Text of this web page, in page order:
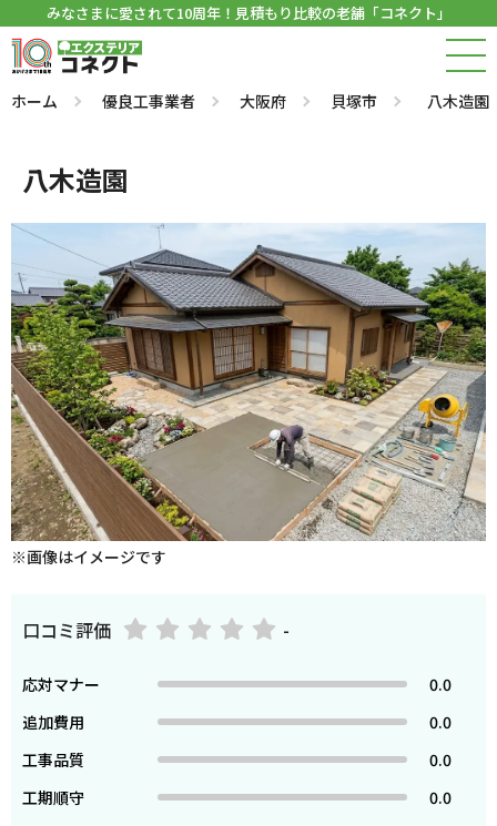
みなさまに愛されて10周年！見積もり比較の老舗「コネクト」
ホーム 優良工事業者 大阪府 貝塚市 八木造園
八木造園
※画像はイメージです
口コミ評価 -
応対マナー
0.0
追加費用
0.0
工事品質
0.0
工期順守
0.0